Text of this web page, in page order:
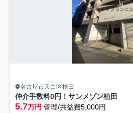
名古屋市天白区植田
仲介手数料0円！サンメゾン植田
5.7万円 管理/共益費5,000円